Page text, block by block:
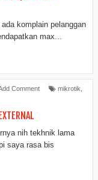
komplain pelanggan
max...
Comment mikrotik
nih tekhnik lama
saya rasa bis